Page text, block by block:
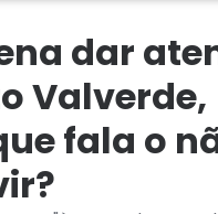
dar
Valverde,
fala o